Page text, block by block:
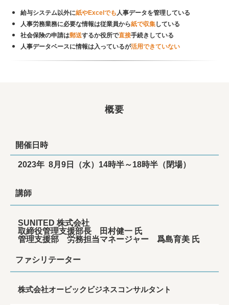
給与システム以外に紙やExcelでも人事データを管理している
人事労務業務に必要な情報は従業員から紙で収集している
社会保険の申請は郵送するか役所で直接手続きしている
人事データベースに情報は入っているが活用できていない
概要
開催日時
2023年 8月9日（水）14時半～18時半（閉場）
講師
SUNITED 株式会社
取締役管理支援部長 田村健一 氏
管理支援部 労務担当マネージャー 爲島育美 氏
ファシリテーター
株式会社オービックビジネスコンサルタント